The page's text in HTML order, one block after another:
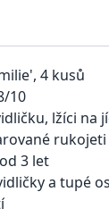
4 kusů
10
lžíci na
3 let
a tupé